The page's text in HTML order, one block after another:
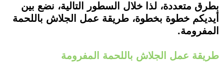
بطرق متعددة، لذا خلال السطور التالية، نضع بين
أيديكم خطوة بخطوة، طريقة عمل الجلاش باللحمة
المفرومة.
طريقة عمل الجلاش باللحمة المفرومة